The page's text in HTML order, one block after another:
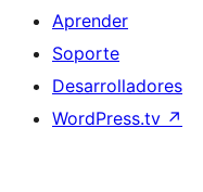
Aprender
Soporte
Desarrolladores
WordPress.tv ↗